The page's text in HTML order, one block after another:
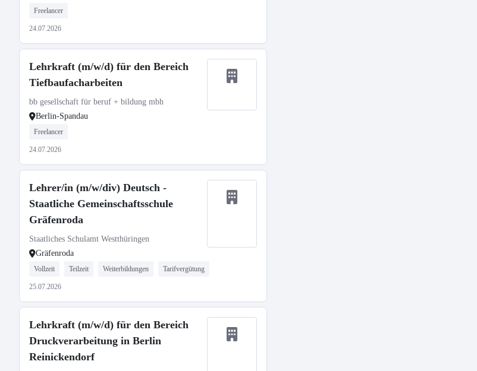
Freelancer
24.07.2026
Lehrkraft (m/w/d) für den Bereich
Tiefbaufacharbeiten
bb gesellschaft für beruf + bildung mbh
Berlin-Spandau
Freelancer
24.07.2026
Lehrer/in (m/w/div) Deutsch -
Staatliche Gemeinschaftsschule
Gräfenroda
Staatliches Schulamt Westthüringen
Gräfenroda
Vollzeit Teilzeit Weiterbildungen Tarifvergütung
25.07.2026
Lehrkraft (m/w/d) für den Bereich
Druckverarbeitung in Berlin
Reinickendorf